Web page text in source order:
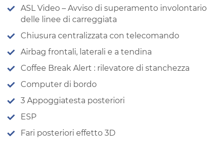
ASL Video – Avviso di superamento involontario
delle linee di carreggiata
Chiusura centralizzata con telecomando
Airbag frontali, laterali e a tendina
Coffee Break Alert : rilevatore di stanchezza
Computer di bordo
3 Appoggiatesta posteriori
ESP
Fari posteriori effetto 3D